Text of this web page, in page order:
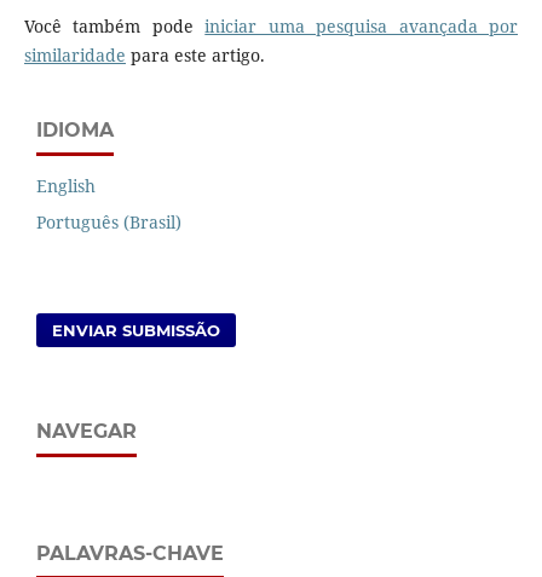
Você também podeiniciar uma pesquisa avançada por
similaridade para este artigo.
IDIOMA
English
Português (Brasil)
ENVIAR SUBMISSÃO
NAVEGAR
PALAVRAS-CHAVE